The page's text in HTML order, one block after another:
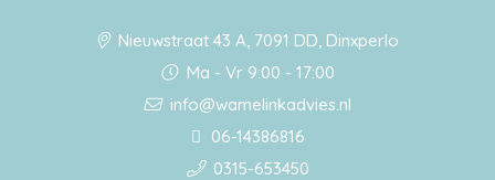
Nieuwstraat 43 A, 7091 DD, Dinxperlo
Ma - Vr 9:00 - 17:00
info@wamelinkadvies.nl
06-14386816
0315-653450